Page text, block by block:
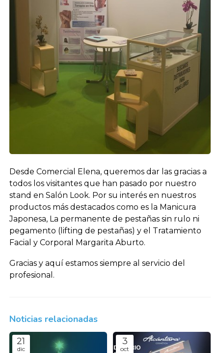
Desde Comercial Elena, queremos dar las gracias a
todos los visitantes que han pasado por nuestro
stand en Salón Look. Por su interés en nuestros
productos más destacados como es la Manicura
Japonesa, La permanente de pestañas sin rulo ni
pegamento (lifting de pestañas) y el Tratamiento
Facial y Corporal Margarita Aburto.
Gracias y aquí estamos siempre al servicio del
profesional.
Noticias relacionadas
21
dic
3
oct